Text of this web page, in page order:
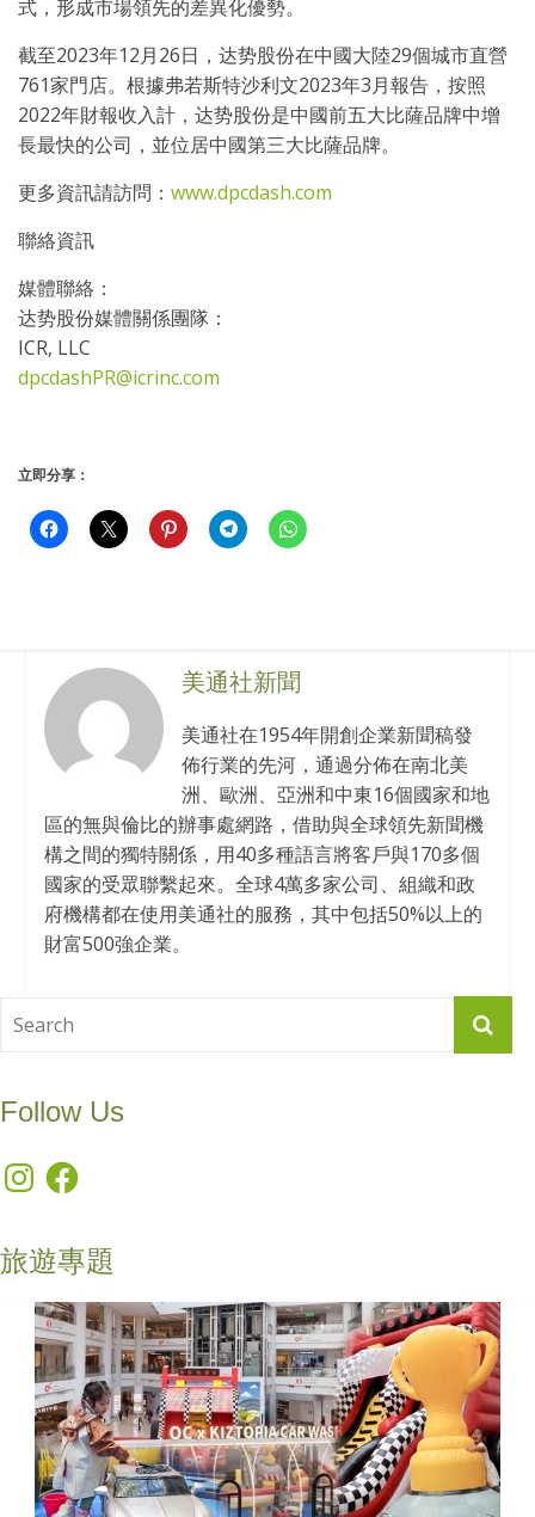
式，形成市場領先的差異化優勢。
截至2023年12月26日，达势股份在中國大陸29個城市直營
761家門店。根據弗若斯特沙利文2023年3月報告，按照
2022年財報收入計，达势股份是中國前五大比薩品牌中增
長最快的公司，並位居中國第三大比薩品牌。
更多資訊請訪問： www.dpcdash.com
聯絡資訊
媒體聯絡：
达势股份媒體關係團隊：
ICR, LLC
dpcdashPR@icrinc.com
立即分享：
美通社新聞
美通社在1954年開創企業新聞稿發
佈行業的先河，通過分佈在南北美
洲、歐洲、亞洲和中東16個國家和地
區的無與倫比的辦事處網路，借助與全球領先新聞機
構之間的獨特關係，用40多種語言將客戶與170多個
國家的受眾聯繫起來。全球4萬多家公司、組織和政
府機構都在使用美通社的服務，其中包括50%以上的
財富500強企業。
Follow Us
InstagramFacebook
旅遊專題